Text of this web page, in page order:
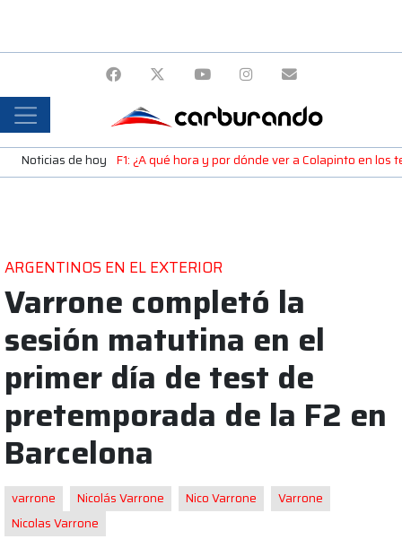
Noticias de hoy F1: ¿A qué hora y por dónde ver a Colapinto en
ARGENTINOS EN EL EXTERIOR
Varrone completó la
sesión matutina en el
primer día de test de
pretemporada de la F2 en
Barcelona
varrone Nicolás Varrone Nico Varrone
Varrone
Nicolas Varrone